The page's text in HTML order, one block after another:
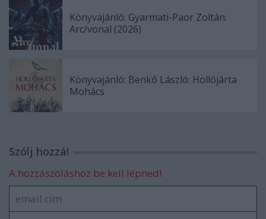
Könyvajánló: Gyarmati-Paor Zoltán:
Arc/vonal (2026)
Könyvajánló: Benkő László: Hollójárta
Mohács
Szólj hozzá!
A hozzászóláshoz be kell lépned!